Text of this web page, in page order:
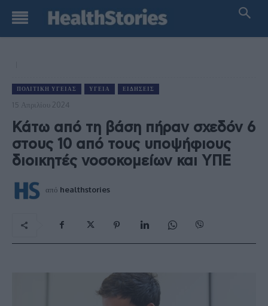
ΠΟΛΙΤΙΚΉ ΥΓΕΊΑΣ ΥΓΕΊΑ ΕΙΔΉΣΕΙΣ
15 Απριλίου 2024
Κάτω από τη βάση πήραν σχεδόν 6
στους 10 από τους υποψήφιους
διοικητές νοσοκομείων και ΥΠΕ
από healthstories